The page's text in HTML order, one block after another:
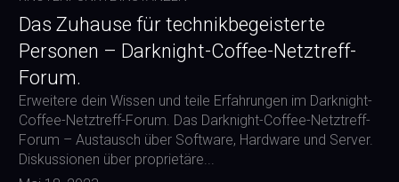
Das Zuhause für technikbegeisterte
Personen – Darknight-Coffee-Netztreff-
Forum.
Erweitere dein Wissen und teile Erfahrungen im Darknight-
Coffee-Netztreff-Forum. Das Darknight-Coffee-Netztreff-
Forum – Austausch über Software, Hardware und Server.
Diskussionen über proprietäre...